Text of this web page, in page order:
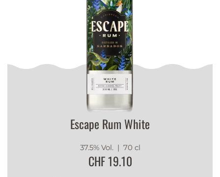
Escape Rum White
37.5% Vol. | 70 cl
CHF 19.10